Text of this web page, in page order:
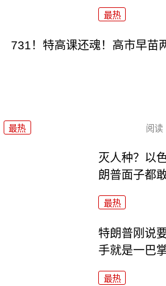
最热
731！特高课还魂！高市早苗
最热 阅读
灭人种？以
朗普面子都敢
最热
特朗普刚说
手就是一巴掌
最热